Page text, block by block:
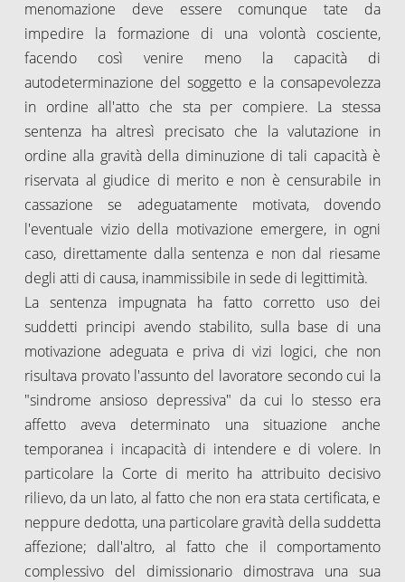
menomazione deve essere comunque tate da
impedire la formazione di una volontà cosciente,
facendo così venire meno la capacità di
autodeterminazione del soggetto e la consapevolezza
in ordine all'atto che sta per compiere. La stessa
sentenza ha altresì precisato che la valutazione in
ordine alla gravità della diminuzione di tali capacità è
riservata al giudice di merito e non è censurabile in
cassazione se adeguatamente motivata, dovendo
l'eventuale vizio della motivazione emergere, in ogni
caso, direttamente dalla sentenza e non dal riesame
degli atti di causa, inammissibile in sede di legittimità.
La sentenza impugnata ha fatto corretto uso dei
suddetti principi avendo stabilito, sulla base di una
motivazione adeguata e priva di vizi logici, che non
risultava provato l'assunto del lavoratore secondo cui la
"sindrome ansioso depressiva" da cui lo stesso era
affetto aveva determinato una situazione anche
temporanea i incapacità di intendere e di volere. In
particolare la Corte di merito ha attribuito decisivo
rilievo, da un lato, al fatto che non era stata certificata, e
neppure dedotta, una particolare gravità della suddetta
affezione; dall'altro, al fatto che il comportamento
complessivo del dimissionario dimostrava una sua